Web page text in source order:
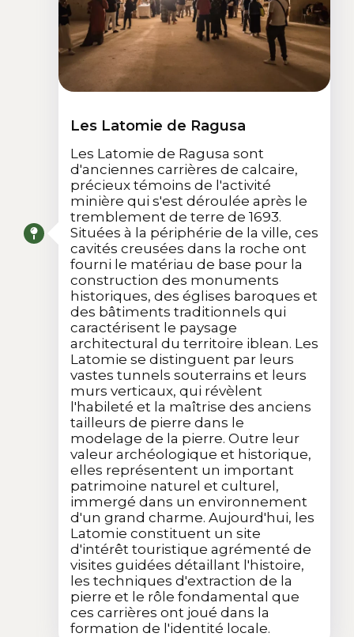
Les Latomie de Ragusa
Les Latomie de Ragusa sont
d'anciennes carrières de calcaire,
précieux témoins de l'activité
minière qui s'est déroulée après le
tremblement de terre de 1693.
Situées à la périphérie de la ville, ces
cavités creusées dans la roche ont
fourni le matériau de base pour la
construction des monuments
historiques, des églises baroques et
des bâtiments traditionnels qui
caractérisent le paysage
architectural du territoire iblean. Les
Latomie se distinguent par leurs
vastes tunnels souterrains et leurs
murs verticaux, qui révèlent
l'habileté et la maîtrise des anciens
tailleurs de pierre dans le
modelage de la pierre. Outre leur
valeur archéologique et historique,
elles représentent un important
patrimoine naturel et culturel,
immergé dans un environnement
d'un grand charme. Aujourd'hui, les
Latomie constituent un site
d'intérêt touristique agrémenté de
visites guidées détaillant l'histoire,
les techniques d'extraction de la
pierre et le rôle fondamental que
ces carrières ont joué dans la
formation de l'identité locale.